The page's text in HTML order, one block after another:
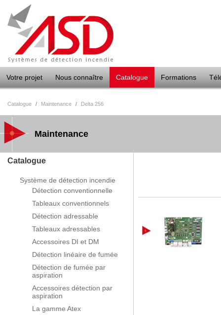
Votre projet Nous connaître Catalogue Formations
Catalogue
Système de détection incendie
Détection conventionnelle
Tableaux conventionnels
Détection adressable
Tableaux adressables
Accessoires DI et DM
Détection linéaire de fumée
Détection de fumée par
aspiration
Accessoires détection par
aspiration
La gamme Atex
Catalogue / Maintenance / Delta 256
Maintenance
Panneau de gestion des cookies